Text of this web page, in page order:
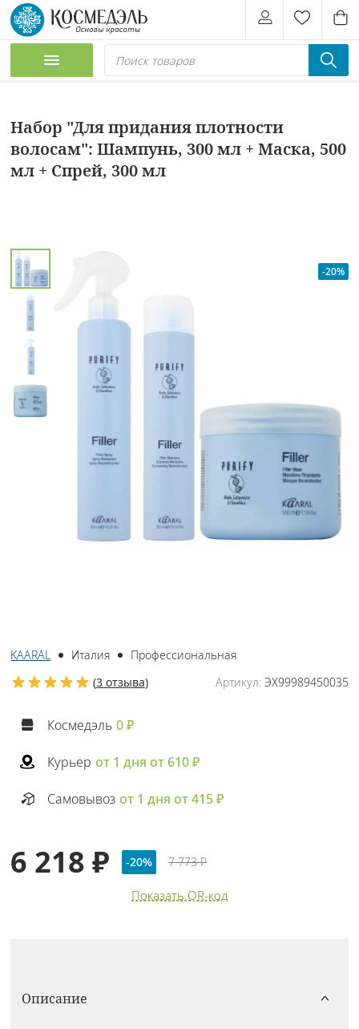
Набор "Для придания плотности
волосам": Шампунь, 300 мл + Маска, 500
мл + Спрей, 300 мл
-20%
KAARAL Италия
Профессиональная
Артикул:ЭХ99989450035
(3 отзыва)
Космедэль 0 ₽
Курьер от 1 дня от 610 ₽
Самовывоз от 1 дня от 415 ₽
6 218 ₽ -20% 7 773 ₽
Показать QR-код
Описание